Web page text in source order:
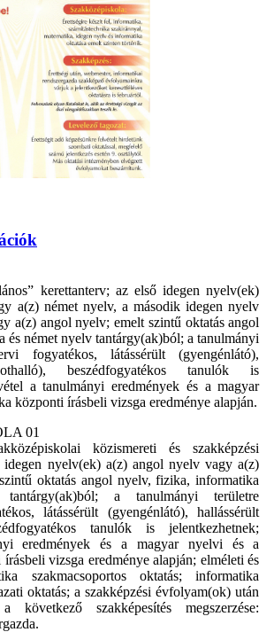
kerettanterv; az első idegen nyelv(ek)
a(z) német nyelv, a második idegen nyelv
a(z) angol nyelv; emelt szintű oktatás angol
és német nyelv tantárgy(ak)ból; a tanulmányi
fogyatékos, látássérült (gyengénlátó),
beszédfogyatékos tanulók is
a tanulmányi eredmények és a magyar
központi írásbeli vizsga eredménye alapján.
01
közismereti és szakképzési
idegen nyelv(ek) a(z) angol nyelv vagy a(z)
oktatás angol nyelv, fizika, informatika
a tanulmányi területre
látássérült (gyengénlátó), hallássérült
tanulók is jelentkezhetnek;
eredmények és a magyar nyelvi és a
vizsga eredménye alapján; elméleti és
szakmacsoportos oktatás; informatika
oktatás; a szakképzési évfolyam(ok) után
következő szakképesítés megszerzése: